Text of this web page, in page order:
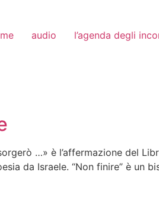
audio l’agenda degli
…» è l’affermazione del
da Israele. “Non finire” è un